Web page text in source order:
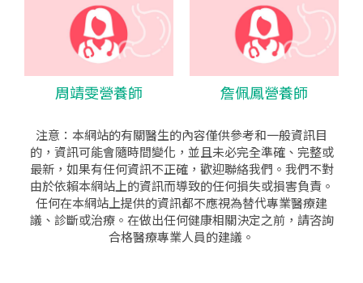
周靖雯營養師 詹佩鳳營養師
注意：本網站的有關醫生的內容僅供參考和一般資訊目
的，資訊可能會隨時間變化，並且未必完全準確、完整或
最新，如果有任何資訊不正確，歡迎聯絡我們。我們不對
由於依賴本網站上的資訊而導致的任何損失或損害負責。
任何在本網站上提供的資訊都不應視為替代專業醫療建
議、診斷或治療。在做出任何健康相關決定之前，請咨詢
合格醫療專業人員的建議。